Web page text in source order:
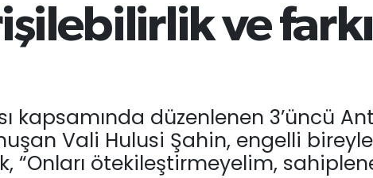
ve
kapsamında düzenlenen 3’üncü
Vali Hulusi Şahin, engelli
“Onları ötekileştirmeyelim,